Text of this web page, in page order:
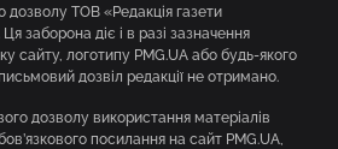
дозволу ТОВ «Редакція газети
заборона діє і в разі зазначення
сайту, логотипу PMG.UA або будь-якого
дозвіл редакції не отримано.
дозволу використання матеріалів
посилання на сайт PMG.UA,